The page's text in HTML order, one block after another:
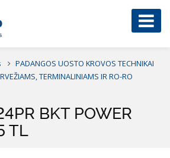
PADANGOS UOSTO KROVOS TECHNIKAI
TERMINALINIAMS IR RO-RO
BKT POWER
TL